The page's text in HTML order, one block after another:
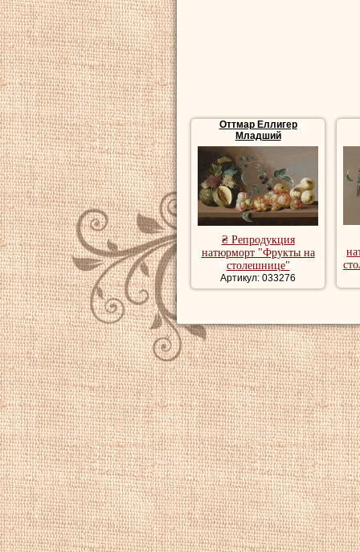
Оттмар Еллигер
Младший
₴ Репродукция
натюрморт "Фрукты на
столешнице"
Артикул: 033276